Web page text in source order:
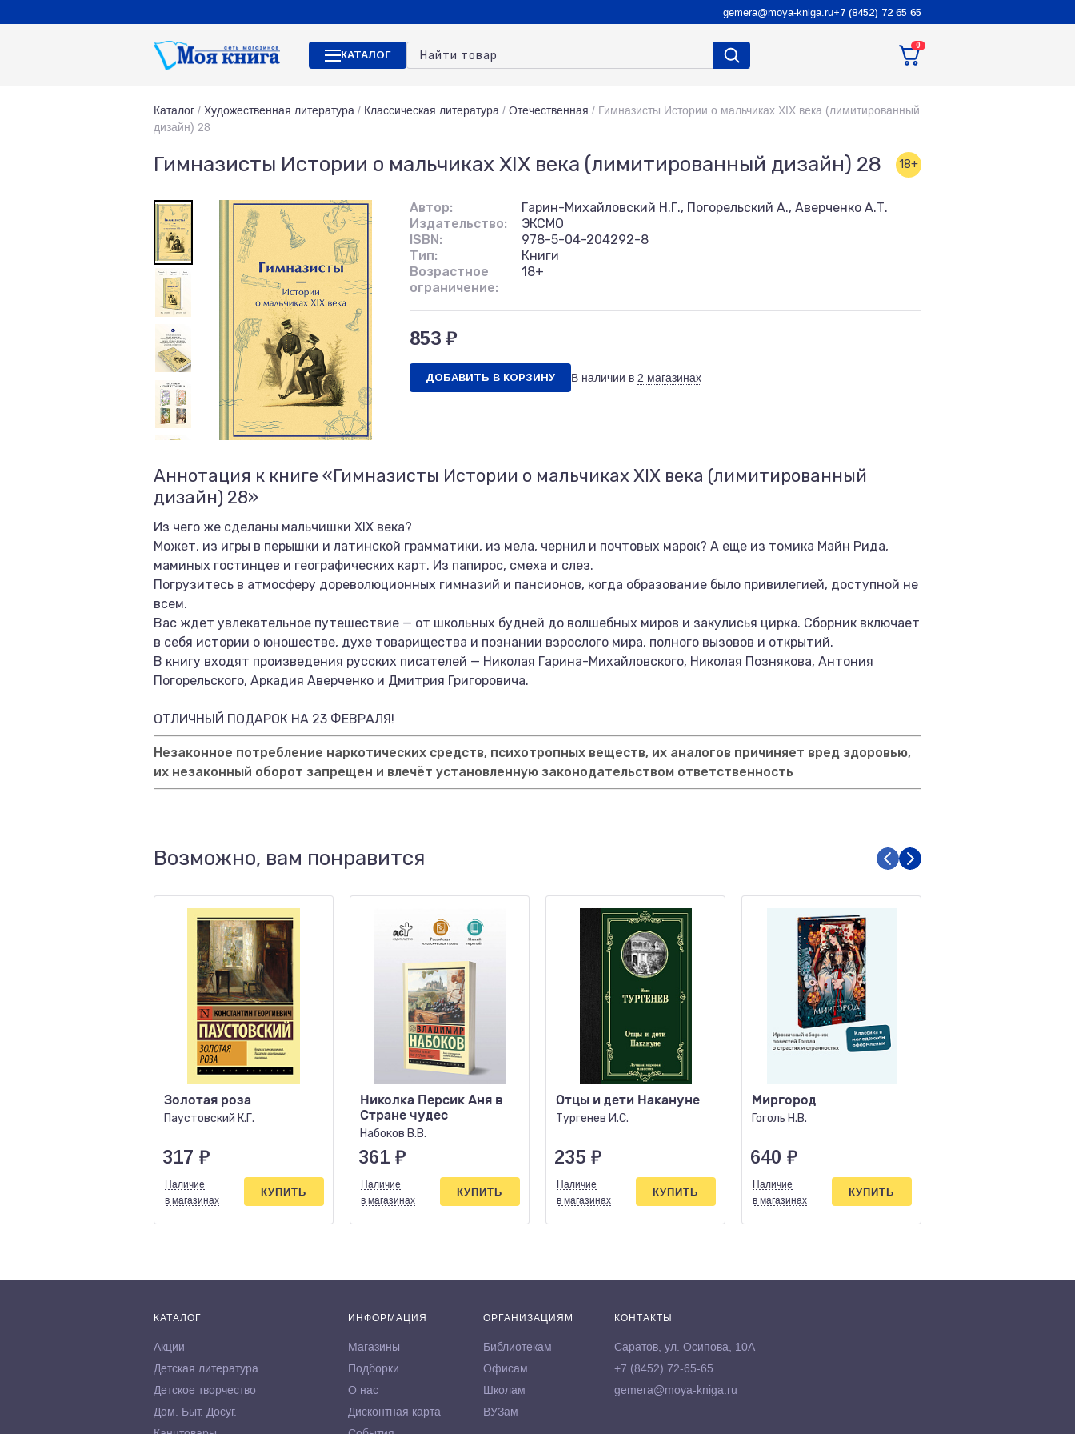
gemera@moya-kniga.ru+7 (8452) 72 65 65
КАТАЛОГ
0
Каталог / Художественная литература / Классическая литература / Отечественная / Гимназисты Истории о мальчиках XIX века (лимитированный
дизайн) 28
Гимназисты Истории о мальчиках XIX века (лимитированный дизайн) 28 18+
Автор:
Гарин-Михайловский Н.Г., Погорельский А., Аверченко А.Т.
Издательство:
ЭКСМО
ISBN:
978-5-04-204292-8
Тип:
Книги
Возрастное
ограничение:
18+
853 ₽
ДОБАВИТЬ В КОРЗИНУ В наличии в 2 магазинах
Аннотация к книге «Гимназисты Истории о мальчиках XIX века (лимитированный
дизайн) 28»
Из чего же сделаны мальчишки XIX века?
Может, из игры в перышки и латинской грамматики, из мела, чернил и почтовых марок? А еще из томика Майн Рида,
маминых гостинцев и географических карт. Из папирос, смеха и слез.
Погрузитесь в атмосферу дореволюционных гимназий и пансионов, когда образование было привилегией, доступной не
всем.
Вас ждет увлекательное путешествие — от школьных будней до волшебных миров и закулисья цирка. Сборник включает
в себя истории о юношестве, духе товарищества и познании взрослого мира, полного вызовов и открытий.
В книгу входят произведения русских писателей — Николая Гарина-Михайловского, Николая Познякова, Антония
Погорельского, Аркадия Аверченко и Дмитрия Григоровича.
ОТЛИЧНЫЙ ПОДАРОК НА 23 ФЕВРАЛЯ!
Незаконное потребление наркотических средств, психотропных веществ, их аналогов причиняет вред здоровью,
их незаконный оборот запрещен и влечёт установленную законодательством ответственность
Возможно, вам понравится
Золотая роза
Паустовский К.Г.
317 ₽
Наличие
в магазинах
КУПИТЬ
Николка Персик Аня в
Стране чудес
Набоков В.В.
361 ₽
Наличие
в магазинах
КУПИТЬ
Отцы и дети Накануне
Тургенев И.С.
235 ₽
Наличие
в магазинах
КУПИТЬ
Миргород
Гоголь Н.В.
640 ₽
Наличие
в магазинах
КУПИТЬ
КАТАЛОГ
Акции
Детская литература
Детское творчество
Дом. Быт. Досуг.
ИНФОРМАЦИЯ
Магазины
Подборки
О нас
Дисконтная карта
ОРГАНИЗАЦИЯМ
Библиотекам
Офисам
Школам
ВУЗам
КОНТАКТЫ
Саратов, ул. Осипова, 10А
+7 (8452) 72-65-65
gemera@moya-kniga.ru